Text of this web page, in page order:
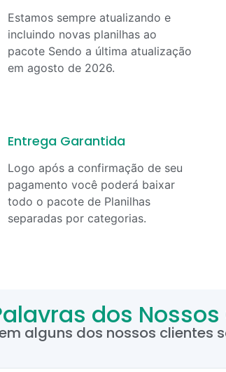
Estamos sempre atualizando e
incluindo novas planilhas ao
pacote Sendo a última atualização
em agosto de 2026.
Entrega Garantida
Logo após a confirmação de seu
pagamento você poderá baixar
todo o pacote de Planilhas
separadas por categorias.
dos
alguns dos nossos clientes